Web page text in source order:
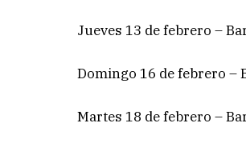
Jueves 13 de febrero –
Domingo 16 de febrero –
Martes 18 de febrero –